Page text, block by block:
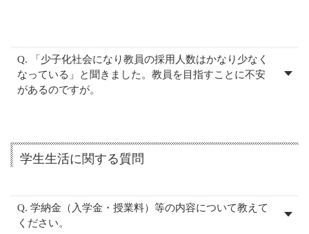
Q. 「少子化社会になり教員の採用人数はかなり少なく
なっている」と聞きました。教員を目指すことに不安
があるのですが。
学生生活に関する質問
Q. 学納金（入学金・授業料）等の内容について教えて
ください。